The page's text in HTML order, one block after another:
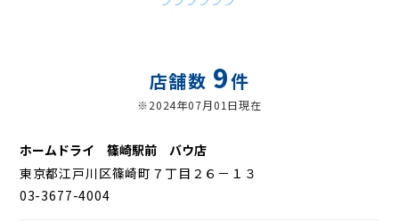
店舗数 9件
※2024年07月01日現在
ホームドライ 篠崎駅前 バウ店
東京都江戸川区篠崎町７丁目２６－１３
03-3677-4004